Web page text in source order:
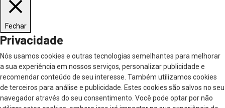
Fechar
Privacidade
Nós usamos cookies e outras tecnologias semelhantes para melhorar
a sua experiência em nossos serviços, personalizar publicidade e
recomendar conteúdo de seu interesse. Também utilizamos cookies
de terceiros para análise e publicidade. Estes cookies são salvos no seu
navegador através do seu consentimento. Você pode optar por não